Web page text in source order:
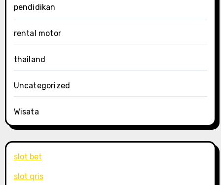
pendidikan
rental motor
thailand
Uncategorized
Wisata
slot bet
slot qris